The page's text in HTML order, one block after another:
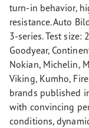
turn-in behavior,
resistance. Auto
3-series. Test size:
Goodyear,
Nokian, Michelin,
Viking, Kumho,
brands published
with convincing
conditions,